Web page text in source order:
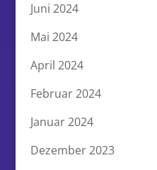
Juni 2024
Mai 2024
April 2024
Februar 2024
Januar 2024
Dezember 2023